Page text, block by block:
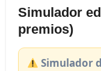
Simulador
premios)
Simulador